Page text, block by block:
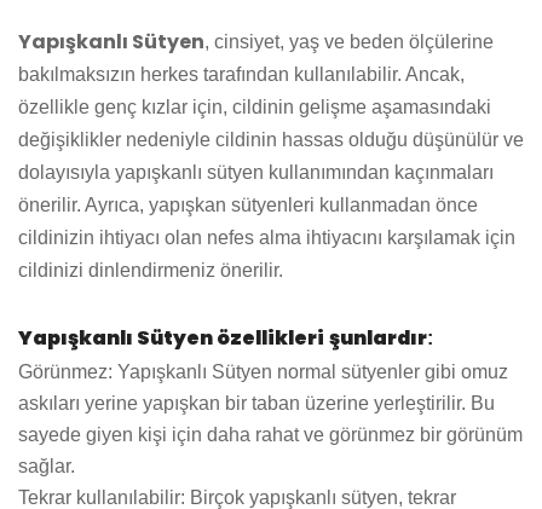
Yapışkanlı Sütyen, cinsiyet, yaş ve beden ölçülerine
bakılmaksızın herkes tarafından kullanılabilir. Ancak,
özellikle genç kızlar için, cildinin gelişme aşamasındaki
değişiklikler nedeniyle cildinin hassas olduğu düşünülür ve
dolayısıyla yapışkanlı sütyen kullanımından kaçınmaları
önerilir. Ayrıca, yapışkan sütyenleri kullanmadan önce
cildinizin ihtiyacı olan nefes alma ihtiyacını karşılamak için
cildinizi dinlendirmeniz önerilir.
Yapışkanlı Sütyen özellikleri şunlardır:
Görünmez: Yapışkanlı Sütyen normal sütyenler gibi omuz
askıları yerine yapışkan bir taban üzerine yerleştirilir. Bu
sayede giyen kişi için daha rahat ve görünmez bir görünüm
sağlar.
Tekrar kullanılabilir: Birçok yapışkanlı sütyen, tekrar